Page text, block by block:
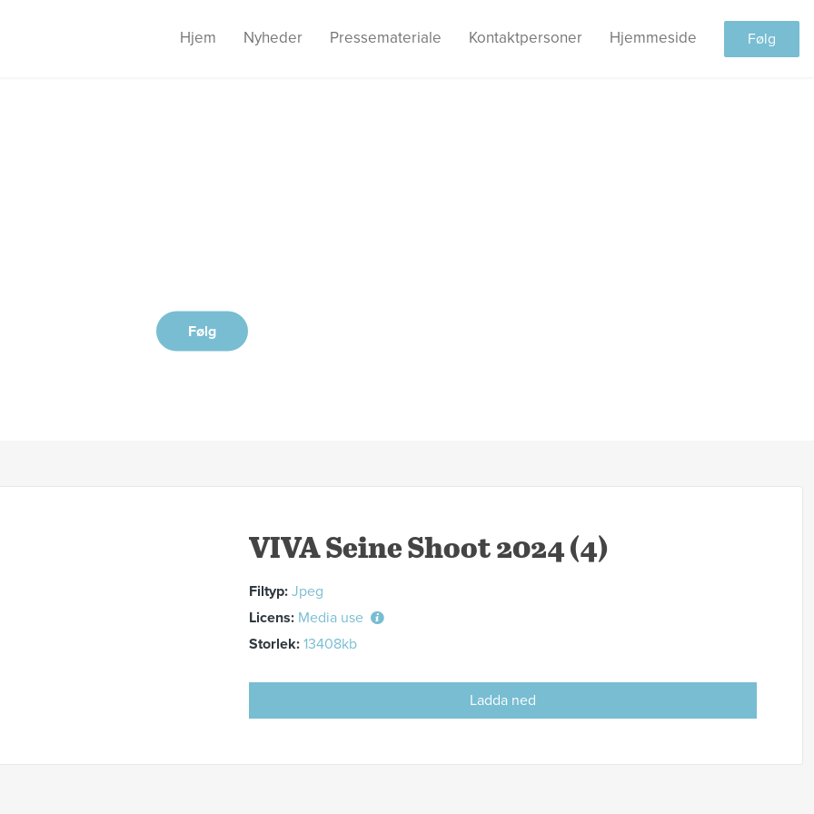
Hjem Nyheder Pressemateriale Kontaktpersoner Hjemmeside Følg
Følg
VIVA Seine Shoot 2024 (4)
Filtyp: Jpeg
Licens: Media use
Storlek: 13408kb
Ladda ned